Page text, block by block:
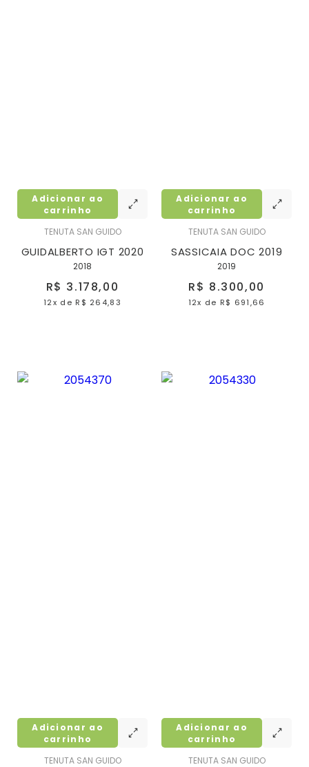
TENUTA SAN GUIDO
GUIDALBERTO IGT 2020
2018
R$ 3.178,00
12x de R$ 264,83
Adicionar ao
carrinho
TENUTA SAN GUIDO
SASSICAIA DOC 2019
2019
R$ 8.300,00
12x de R$ 691,66
Adicionar ao
carrinho
TENUTA SAN GUIDO
Adicionar ao
carrinho
TENUTA SAN GUIDO
Adicionar ao
carrinho